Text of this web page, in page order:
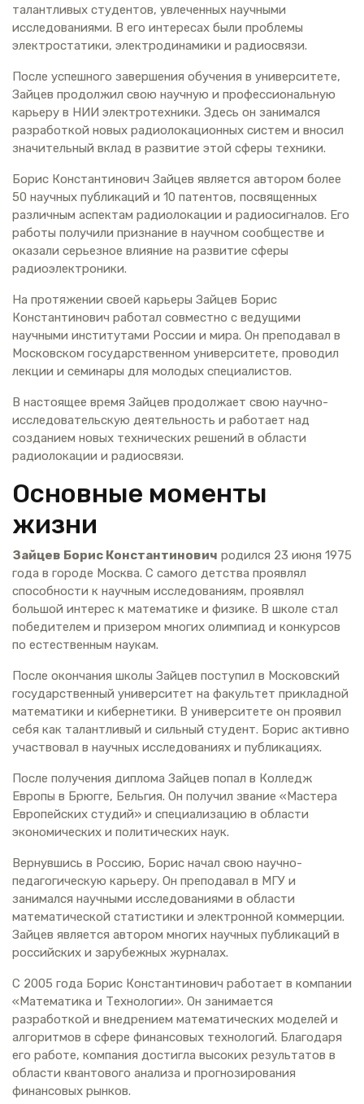
талантливых студентов, увлеченных научными
исследованиями. В его интересах были проблемы
электростатики, электродинамики и радиосвязи.
После успешного завершения обучения в университете,
Зайцев продолжил свою научную и профессиональную
карьеру в НИИ электротехники. Здесь он занимался
разработкой новых радиолокационных систем и вносил
значительный вклад в развитие этой сферы техники.
Борис Константинович Зайцев является автором более
50 научных публикаций и 10 патентов, посвященных
различным аспектам радиолокации и радиосигналов. Его
работы получили признание в научном сообществе и
оказали серьезное влияние на развитие сферы
радиоэлектроники.
На протяжении своей карьеры Зайцев Борис
Константинович работал совместно с ведущими
научными институтами России и мира. Он преподавал в
Московском государственном университете, проводил
лекции и семинары для молодых специалистов.
В настоящее время Зайцев продолжает свою научно-
исследовательскую деятельность и работает над
созданием новых технических решений в области
радиолокации и радиосвязи.
Основные моменты
жизни
Зайцев Борис Константинович родился 23 июня 1975
года в городе Москва. С самого детства проявлял
способности к научным исследованиям, проявлял
большой интерес к математике и физике. В школе стал
победителем и призером многих олимпиад и конкурсов
по естественным наукам.
После окончания школы Зайцев поступил в Московский
государственный университет на факультет прикладной
математики и кибернетики. В университете он проявил
себя как талантливый и сильный студент. Борис активно
участвовал в научных исследованиях и публикациях.
После получения диплома Зайцев попал в Колледж
Европы в Брюгге, Бельгия. Он получил звание «Мастера
Европейских студий» и специализацию в области
экономических и политических наук.
Вернувшись в Россию, Борис начал свою научно-
педагогическую карьеру. Он преподавал в МГУ и
занимался научными исследованиями в области
математической статистики и электронной коммерции.
Зайцев является автором многих научных публикаций в
российских и зарубежных журналах.
С 2005 года Борис Константинович работает в компании
«Математика и Технологии». Он занимается
разработкой и внедрением математических моделей и
алгоритмов в сфере финансовых технологий. Благодаря
его работе, компания достигла высоких результатов в
области квантового анализа и прогнозирования
финансовых рынков.